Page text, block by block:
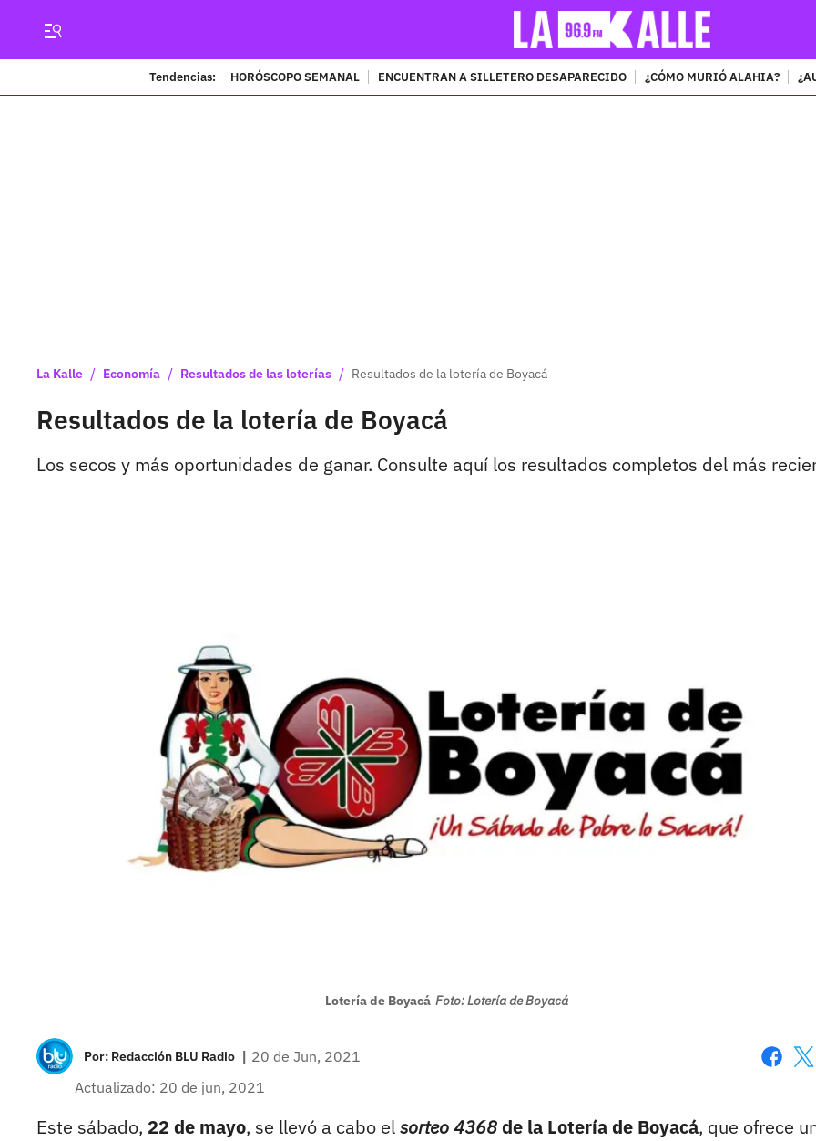
Tendencias: HORÓSCOPO SEMANAL ENCUENTRAN A SILLETERO DESAPARECIDO ¿CÓMO MURIÓ ALAHIA?
La Kalle / Economía / Resultados de las loterías / Resultados de la lotería de Boyacá
Resultados de la lotería de Boyacá
Los secos y más oportunidades de ganar. Consulte aquí los resultados completos del más
Lotería de Boyacá Foto: Lotería de Boyacá
Por: Redacción BLU Radio | 20 de Jun, 2021
Actualizado: 20 de jun, 2021
Este sábado, 22 de mayo, se llevó a cabo elsorteo 4368de la Lotería de Boyacá, que ofrece